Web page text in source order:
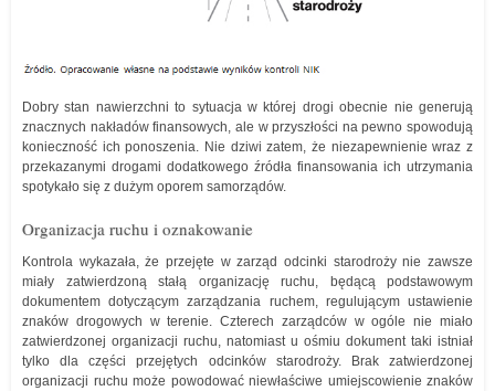
Dobry stan nawierzchni to sytuacja w której drogi obecnie nie generują
znacznych nakładów finansowych, ale w przyszłości na pewno spowodują
konieczność ich ponoszenia. Nie dziwi zatem, że niezapewnienie wraz z
przekazanymi drogami dodatkowego źródła finansowania ich utrzymania
spotykało się z dużym oporem samorządów.
Organizacja ruchu i oznakowanie
Kontrola wykazała, że przejęte w zarząd odcinki starodroży nie zawsze
miały zatwierdzoną stałą organizację ruchu, będącą podstawowym
dokumentem dotyczącym zarządzania ruchem, regulującym ustawienie
znaków drogowych w terenie. Czterech zarządców w ogóle nie miało
zatwierdzonej organizacji ruchu, natomiast u ośmiu dokument taki istniał
tylko dla części przejętych odcinków starodroży. Brak zatwierdzonej
organizacji ruchu może powodować niewłaściwe umiejscowienie znaków